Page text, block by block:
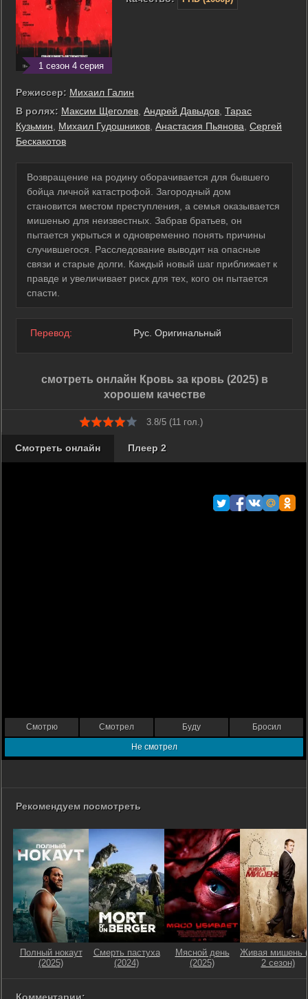
1 сезон 4 серия
Режиссер: Михаил Галин
В ролях: Максим Щеголев Андрей Давыдов Тарас
Кузьмин
Михаил Гудошников Анастасия Пьянова Сергей
Бескакотов
Возвращение на родину оборачивается для бывшего
бойца личной катастрофой. Загородный дом
становится местом преступления, а семья оказывается
мишенью для неизвестных. Забрав братьев, он
пытается укрыться и одновременно понять причины
случившегося. Расследование выводит на опасные
связи и старые долги. Каждый новый шаг приближает к
правде и увеличивает риск для тех, кого он пытается
спасти.
Перевод: Рус. Оригинальный
смотреть онлайн Кровь за кровь (2025) в
хорошем качестве
3.8/5 (11гол.)
Смотреть онлайн Плеер 2
Смотрю Смотрел Буду Бросил
Не смотрел
Рекомендуем посмотреть
Полный нокаут
(2025)
Смерть пастуха
(2024)
Мясной день
(2025)
Живая мишень
2 сезон)